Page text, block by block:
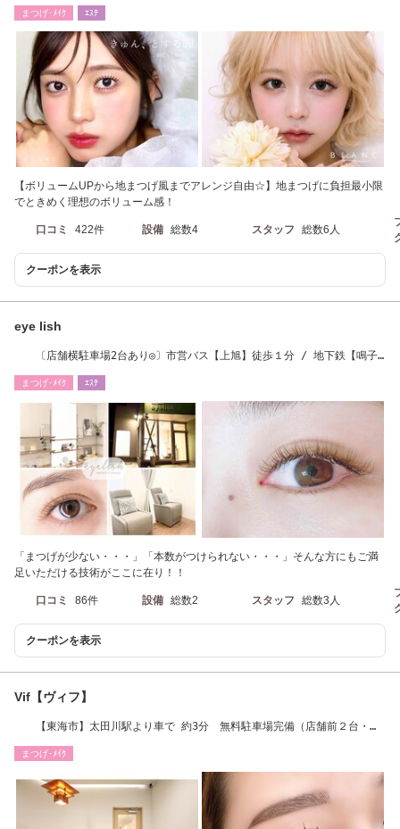
まつげ･ﾒｲｸ ｴｽﾃ
【ボリュームUPから地まつげ風までアレンジ自由☆】地まつげに負担最小限
でときめく理想のボリューム感！
口コミ 422件 設備 総数4 スタッフ 総数6人
クーポンを表示
eye lish
〔店舗横駐車場2台あり◎〕市営バス【上旭】徒歩１分 / 地下鉄【鳴子
まつげ･ﾒｲｸ ｴｽﾃ
「まつげが少ない・・・」「本数がつけられない・・・」そんな方にもご満
足いただける技術がここに在り！！
口コミ 86件 設備 総数2 スタッフ 総数3人
クーポンを表示
Vif【ヴィフ】
【東海市】太田川駅より車で 約3分 無料駐車場完備（店舗前２台・隣
まつげ･ﾒｲｸ